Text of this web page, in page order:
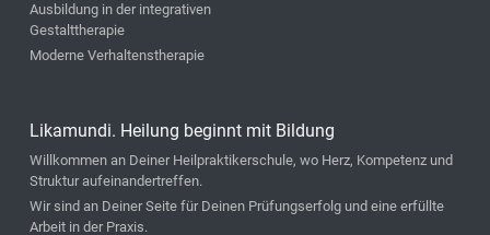
Ausbildung in der integrativen
Gestalttherapie
Moderne Verhaltenstherapie
Likamundi. Heilung beginnt mit Bildung
Willkommen an Deiner Heilpraktikerschule, wo Herz, Kompetenz und
Struktur aufeinandertreffen.
Wir sind an Deiner Seite für Deinen Prüfungserfolg und eine erfüllte
Arbeit in der Praxis.